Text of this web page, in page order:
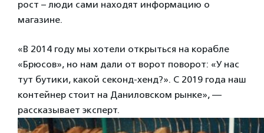
рост – люди сами находят информацию о
магазине.
«В 2014 году мы хотели открыться на корабле
«Брюсов», но нам дали от ворот поворот: «У нас
тут бутики, какой секонд-хенд?». С 2019 года наш
контейнер стоит на Даниловском рынке», —
рассказывает эксперт.